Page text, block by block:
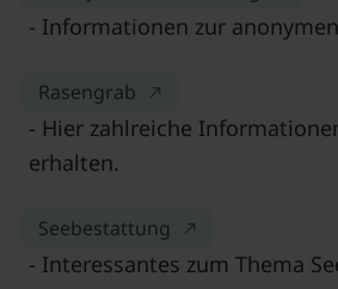
- Informationen zur
Rasengrab
- Hier zahlreiche
erhalten.
Seebestattung
- Interessantes zum Thema